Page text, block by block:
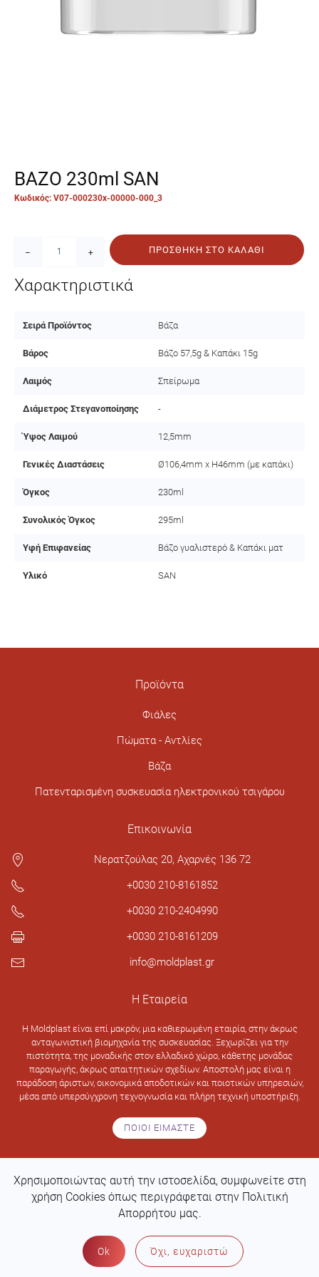
ΒΑΖΟ 230ml SAN
Κωδικός: V07-000230x-00000-000_3
– + ΠΡΟΣΘΉΚΗ ΣΤΟ ΚΑΛΆΘΙ
Χαρακτηριστικά
Σειρά Προϊόντος Βάζα
Βάρος Βάζο 57,5g & Καπάκι 15g
Λαιμός Σπείρωμα
Διάμετρος Στεγανοποίησης -
Ύψος Λαιμού 12,5mm
Γενικές Διαστάσεις Ø106,4mm x H46mm (με καπάκι)
Όγκος 230ml
Συνολικός Όγκος 295ml
Υφή Επιφανείας Βάζο γυαλιστερό & Καπάκι ματ
Υλικό SAN
Προϊόντα
Φιάλες
Πώματα - Αντλίες
Βάζα
Πατενταρισμένη συσκευασία ηλεκτρονικού τσιγάρου
Επικοινωνία
Νερατζούλας 20, Αχαρνές 136 72
+0030 210-8161852
+0030 210-2404990
+0030 210-8161209
info@moldplast.gr
Η Εταιρεία
H Moldplast είναι επί μακρόν, μια καθιερωμένη εταιρία, στην άκρως
ανταγωνιστική βιομηχανία της συσκευασίας. Ξεχωρίζει για την
πιστότητα, της μοναδικής στον ελλαδικό χώρο, κάθετης μονάδας
παραγωγής, άκρως απαιτητικών σχεδίων. Αποστολή μας είναι η
παράδοση άριστων, οικονομικά αποδοτικών και ποιοτικών υπηρεσιών,
μέσα από υπερσύγχρονη τεχνογνωσία και πλήρη τεχνική υποστήριξη.
ΠΟΙΟΙ ΕΙΜΑΣΤΕ
Design & development by Web Intelligence
Χρησιμοποιώντας αυτή την ιστοσελίδα, συμφωνείτε στη
χρήση Cookies όπως περιγράφεται στην Πολιτική
Απορρήτου μας.
Ok Όχι, ευχαριστώ